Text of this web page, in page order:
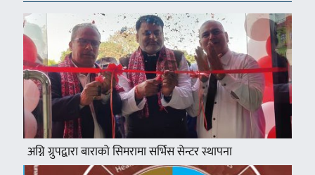
अग्नि ग्रुपद्वारा बाराको सिमरामा सर्भिस सेन्टर स्थापना